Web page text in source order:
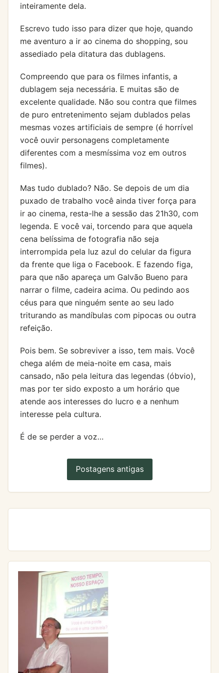
inteiramente dela.
Escrevo tudo isso para dizer que hoje, quando
me aventuro a ir ao cinema do shopping, sou
assediado pela ditatura das dublagens.
Compreendo que para os filmes infantis, a
dublagem seja necessária. E muitas são de
excelente qualidade. Não sou contra que filmes
de puro entretenimento sejam dublados pelas
mesmas vozes artificiais de sempre (é horrível
você ouvir personagens completamente
diferentes com a mesmíssima voz em outros
filmes).
Mas tudo dublado? Não. Se depois de um dia
puxado de trabalho você ainda tiver força para
ir ao cinema, resta-lhe a sessão das 21h30, com
legenda. E você vai, torcendo para que aquela
cena belíssima de fotografia não seja
interrompida pela luz azul do celular da figura
da frente que liga o Facebook. E fazendo figa,
para que não apareça um Galvão Bueno para
narrar o filme, cadeira acima. Ou pedindo aos
céus para que ninguém sente ao seu lado
triturando as mandíbulas com pipocas ou outra
refeição.
Pois bem. Se sobreviver a isso, tem mais. Você
chega além de meia-noite em casa, mais
cansado, não pela leitura das legendas (óbvio),
mas por ter sido exposto a um horário que
atende aos interesses do lucro e a nenhum
interesse pela cultura.
É de se perder a voz…
Postagens antigas